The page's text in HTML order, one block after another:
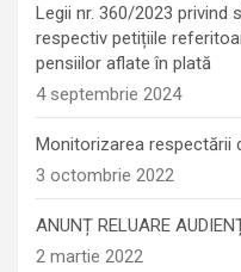
Legii nr. 360/2023 privind
respectiv petițiile
pensiilor aflate în plată
4 septembrie 2024
Monitorizarea respectării
3 octombrie 2022
ANUNȚ RELUARE
2 martie 2022